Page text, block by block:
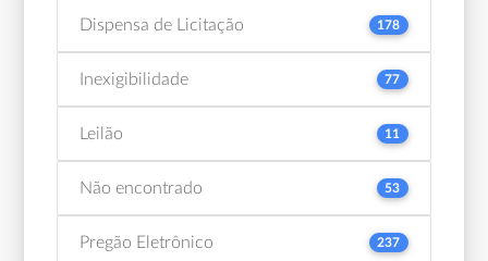
Dispensa de Licitação 178
Inexigibilidade 77
Leilão 11
Não encontrado 53
Pregão Eletrônico 237